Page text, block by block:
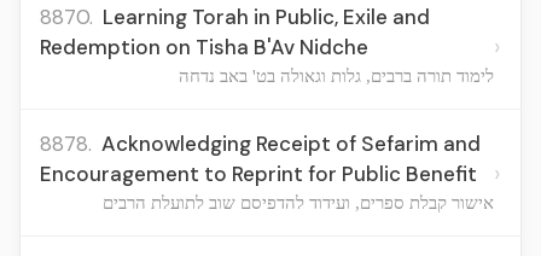
8870. Learning Torah in Public, Exile and
Redemption on Tisha B'Av Nidche
לימוד תורה ברבים, גלות וגאולה בט' באב נדחה
›
8878. Acknowledging Receipt of Sefarim and
Encouragement to Reprint for Public Benefit
אישור קבלת ספרים, ועידוד להדפיסם שוב לתועלת הרבים
›